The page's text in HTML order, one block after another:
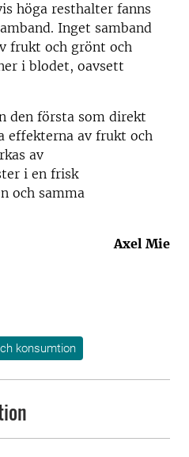
höga resthalter fanns
Inget samband
frukt och grönt och
i blodet, oavsett
den första som direkt
effekterna av frukt och
av
i en frisk
och samma
Axel Mie
konsumtion